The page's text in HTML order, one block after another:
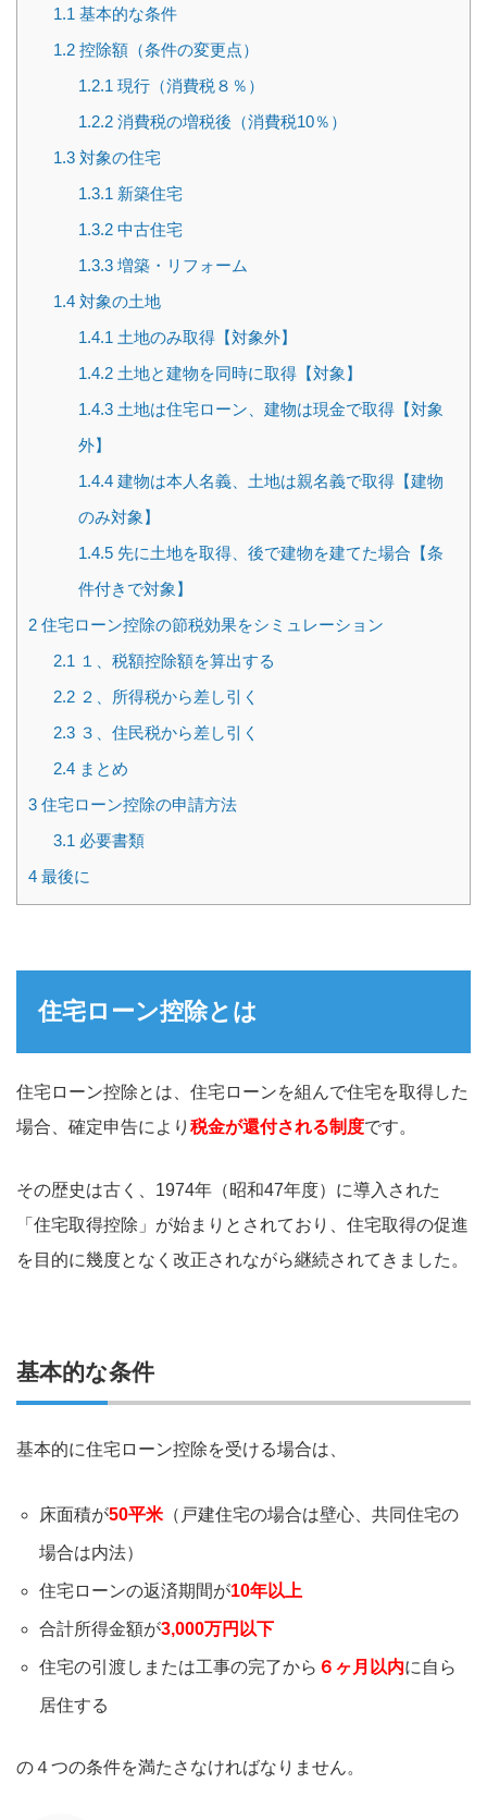
1.1 基本的な条件
1.2控除額（条件の変更点）
1.2.1 現行（消費税８％）
1.2.2消費税の増税後（消費税10％）
1.3対象の住宅
1.3.1 新築住宅
1.3.2中古住宅
1.3.3増築・リフォーム
1.4対象の土地
1.4.1 土地のみ取得【対象外】
1.4.2土地と建物を同時に取得【対象】
1.4.3土地は住宅ローン、建物は現金で取得【対象
外】
1.4.4建物は本人名義、土地は親名義で取得【建物
のみ対象】
1.4.5先に土地を取得、後で建物を建てた場合【条
件付きで対象】
2 住宅ローン控除の節税効果をシミュレーション
2.1 １、税額控除額を算出する
2.2２、所得税から差し引く
2.3３、住民税から差し引く
2.4まとめ
3 住宅ローン控除の申請方法
3.1 必要書類
4 最後に
住宅ローン控除とは
住宅ローン控除とは、住宅ローンを組んで住宅を取得した
場合、確定申告により 税金が還付される制度です。
その歴史は古く、1974年（昭和47年度）に導入された
「住宅取得控除」が始まりとされており、住宅取得の促進
を目的に幾度となく改正されながら継続されてきました。
基本的な条件
基本的に住宅ローン控除を受ける場合は、
床面積が50平米（戸建住宅の場合は壁心、共同住宅の
場合は内法）
住宅ローンの返済期間が10年以上
合計所得金額が3,000万円以下
住宅の引渡しまたは工事の完了から ６ヶ月以内に自ら
居住する
の４つの条件を満たさなければなりません。